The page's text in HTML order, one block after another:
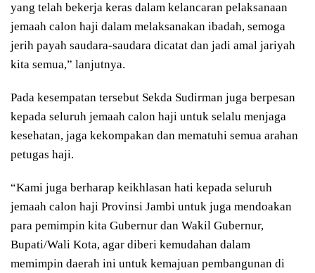
yang telah bekerja keras dalam kelancaran pelaksanaan
jemaah calon haji dalam melaksanakan ibadah, semoga
jerih payah saudara-saudara dicatat dan jadi amal jariyah
kita semua,” lanjutnya.
Pada kesempatan tersebut Sekda Sudirman juga berpesan
kepada seluruh jemaah calon haji untuk selalu menjaga
kesehatan, jaga kekompakan dan mematuhi semua arahan
petugas haji.
“Kami juga berharap keikhlasan hati kepada seluruh
jemaah calon haji Provinsi Jambi untuk juga mendoakan
para pemimpin kita Gubernur dan Wakil Gubernur,
Bupati/Wali Kota, agar diberi kemudahan dalam
memimpin daerah ini untuk kemajuan pembangunan di